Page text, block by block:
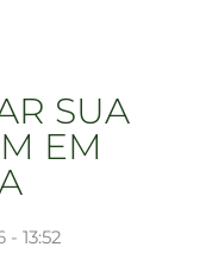
SUA
EM
13:52